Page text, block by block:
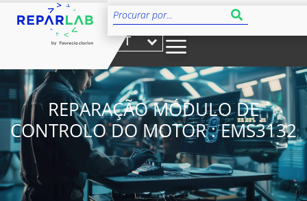
PT
REPARAÇÃO MÓDULO DE
CONTROLO DO MOTOR : EMS3132